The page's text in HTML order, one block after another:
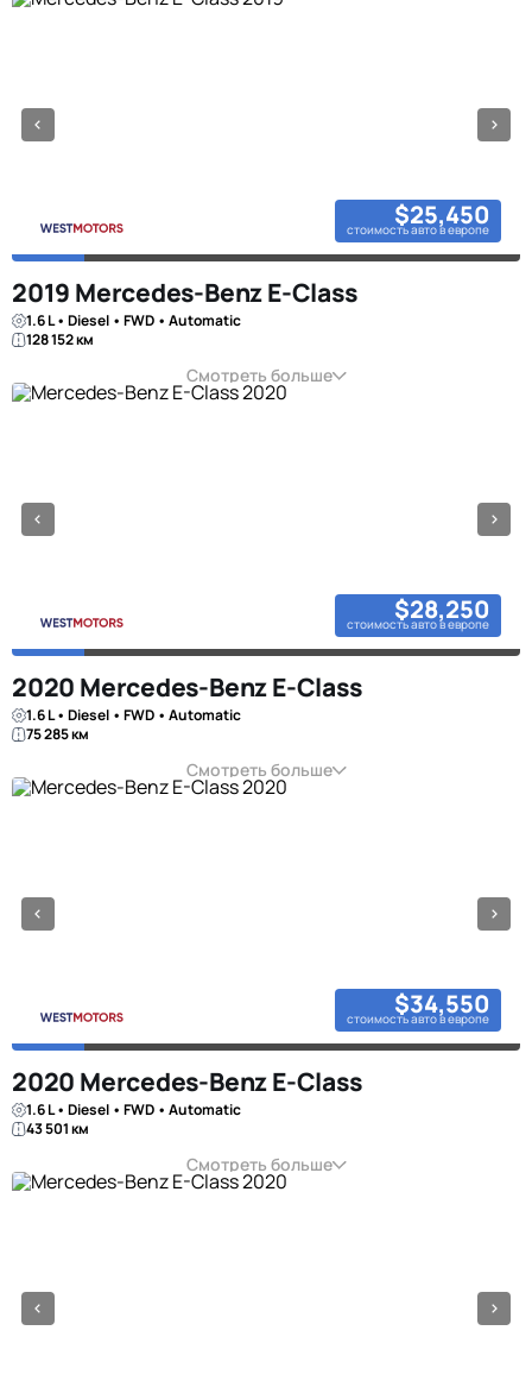
$25,450
стоимость авто в европе
2019 Mercedes-Benz E-Class
1.6 L • Diesel • FWD • Automatic
128 152 км
Смотреть больше
$28,250
стоимость авто в европе
2020 Mercedes-Benz E-Class
1.6 L • Diesel • FWD • Automatic
75 285 км
Смотреть больше
$34,550
стоимость авто в европе
2020 Mercedes-Benz E-Class
1.6 L • Diesel • FWD • Automatic
43 501 км
Смотреть больше